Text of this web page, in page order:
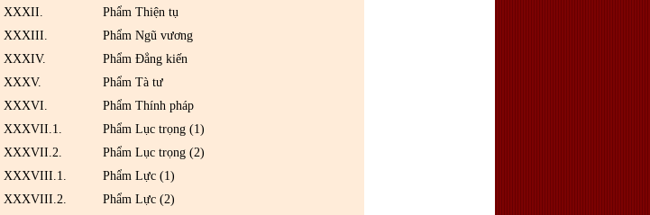
XXXII.
Phẩm Thiện tụ
XXXIII.
Phẩm Ngũ vương
XXXIV. Phẩm Đẳng kiến
XXXV.
Phẩm Tà tư
XXXVI.
Phẩm Thính pháp
XXXVII.1.
Phẩm Lục trọng (1)
XXXVII.2.
Phẩm Lục trọng (2)
XXXVIII.1.
Phẩm Lực (1)
XXXVIII.2.
Phẩm Lực (2)